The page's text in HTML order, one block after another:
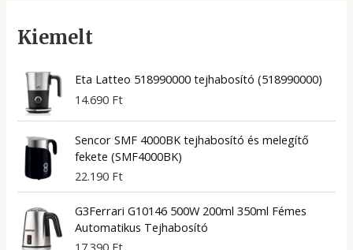
Kiemelt
Eta Latteo 518990000 tejhabosító (518990000)
14.690 Ft
Sencor SMF 4000BK tejhabosító és melegítő
fekete (SMF4000BK)
22.190 Ft
G3Ferrari G10146 500W 200ml 350ml Fémes
Automatikus Tejhabosító